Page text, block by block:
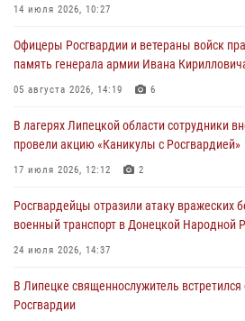
03 августа 2026, 13:41
Росгвардия противодействует БПЛА ВСУ
(видео)
03 августа 2026, 13:39
Росгвардия обеспечила охрану порядка
фестивалей в Липецке
03 августа 2026, 13:17
14 июля 2026, 10:27
Офицеры Росгвардии и ветераны войск
память генерала армии Ивана
05 августа 2026, 14:19 6
В лагерях Липецкой области сотрудники
провели акцию «Каникулы с Росгвардией»
17 июля 2026, 12:12 2
Росгвардейцы отразили атаку вражеских
военный транспорт в Донецкой Народной
24 июля 2026, 14:37
В Липецке священнослужитель
Росгвардии